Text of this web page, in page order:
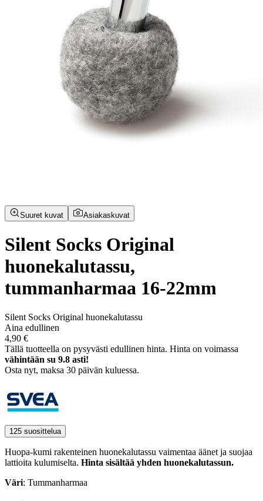
Suuret kuvat Asiakaskuvat
Silent Socks Original
huonekalutassu,
tummanharmaa 16-22mm
Silent Socks Original huonekalutassu
Aina edullinen
4,90 €
Tällä tuotteella on pysyvästi edullinen hinta. Hinta on voimassa
vähintään su 9.8 asti!
Osta nyt, ­maksa 30 päivän kuluessa.
125 suosittelua
Huopa-kumi rakenteinen huonekalutassu vaimentaa äänet ja suojaa
lattioita kulumiselta. Hinta sisältää yhden huonekalutassun.
Väri: Tummanharmaa